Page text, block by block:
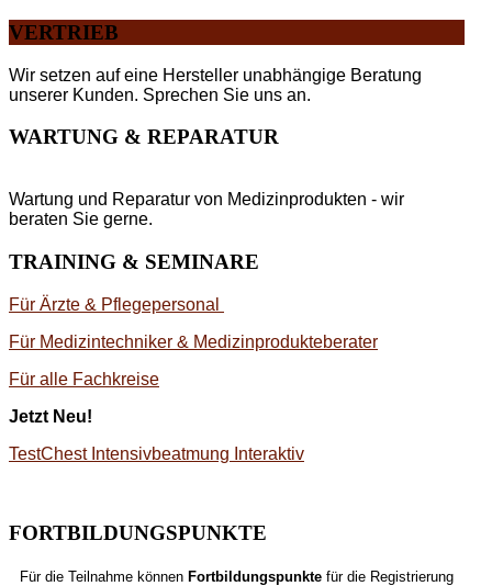
VERTRIEB
Wir setzen auf eine Hersteller unabhängige Beratung
unserer Kunden. Sprechen Sie uns an.
WARTUNG & REPARATUR
Wartung und Reparatur von Medizinprodukten - wir
beraten Sie gerne.
TRAINING & SEMINARE
Für Ärzte & Pflegepersonal
Für Medizintechniker & Medizinprodukteberater
Für alle Fachkreise
Jetzt Neu!
TestChest Intensivbeatmung Interaktiv
FORTBILDUNGSPUNKTE
Für die Teilnahme könnenFortbildungspunktefür die Registrierung